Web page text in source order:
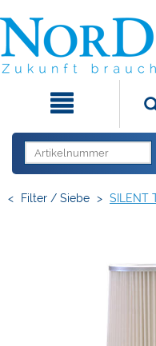
< Filter / Siebe > SILENT